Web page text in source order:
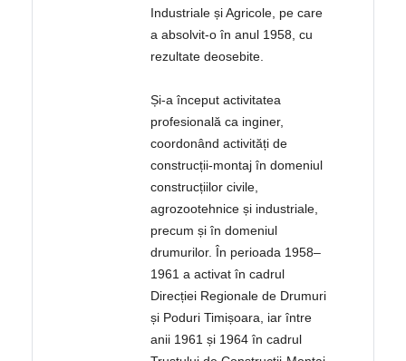
Industriale și Agricole, pe care
a absolvit-o în anul 1958, cu
rezultate deosebite.
Și-a început activitatea
profesională ca inginer,
coordonând activități de
construcții-montaj în domeniul
construcțiilor civile,
agrozootehnice și industriale,
precum și în domeniul
drumurilor. În perioada 1958–
1961 a activat în cadrul
Direcției Regionale de Drumuri
și Poduri Timișoara, iar între
anii 1961 și 1964 în cadrul